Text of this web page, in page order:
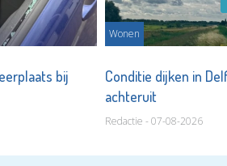
bij
Wonen
Conditie dijken in
achteruit
Redactie - 07-08-2026